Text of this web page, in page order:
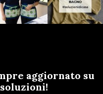
aggiornato su